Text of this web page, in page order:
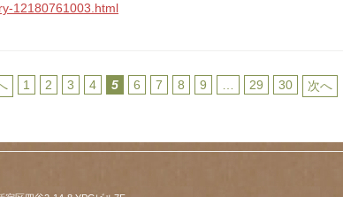
12180761003.html
1 2 3 4 5 6 7 8 9 29 30 次へ